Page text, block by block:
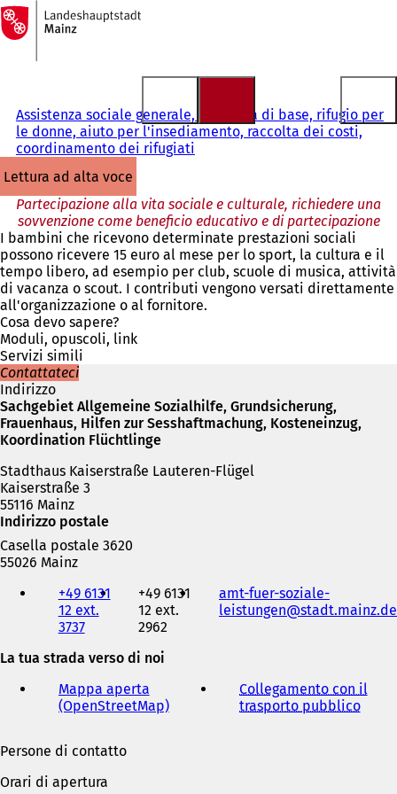
Vai al contenuto
Alla
pagina
iniziale
Assistenza sociale generale, sicurezza di base, rifugio per
le donne, aiuto per l'insediamento, raccolta dei costi,
coordinamento dei rifugiati
lettura ad alta voce
Partecipazione alla vita sociale e culturale, richiedere una
sovvenzione come beneficio educativo e di partecipazione
I bambini che ricevono determinate prestazioni sociali
possono ricevere 15 euro al mese per lo sport, la cultura e il
tempo libero, ad esempio per club, scuole di musica, attività
di vacanza o scout. I contributi vengono versati direttamente
all'organizzazione o al fornitore.
Cosa devo sapere?
Moduli, opuscoli, link
Servizi simili
Contattateci
Indirizzo
Sachgebiet Allgemeine Sozialhilfe, Grundsicherung,
Frauenhaus, Hilfen zur Sesshaftmachung, Kosteneinzug,
Koordination Flüchtlinge
Stadthaus Kaiserstraße Lauteren-Flügel
Kaiserstraße 3
55116 Mainz
Indirizzo postale
Casella postale 3620
55026 Mainz
mail
+49 6131
12 ext.
3737
+49 6131
12 ext.
2962
amt-fuer-soziale-
leistungen
stadt.mainz de
La tua strada verso di noi
Mappa aperta
(OpenStreetMap)(
Collegamento con il
trasporto pubblico(
Persone di contatto
Orari di apertura